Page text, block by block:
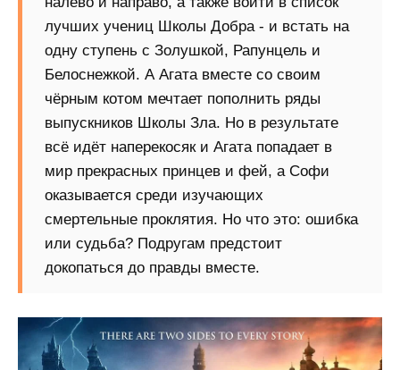
лучших учениц Школы Добра - и встать на
одну ступень с Золушкой, Рапунцель и
Белоснежкой. А Агата вместе со своим
чёрным котом мечтает пополнить ряды
выпускников Школы Зла. Но в результате
всё идёт наперекосяк и Агата попадает в
мир прекрасных принцев и фей, а Софи
оказывается среди изучающих
смертельные проклятия. Но что это: ошибка
или судьба? Подругам предстоит
докопаться до правды вместе.